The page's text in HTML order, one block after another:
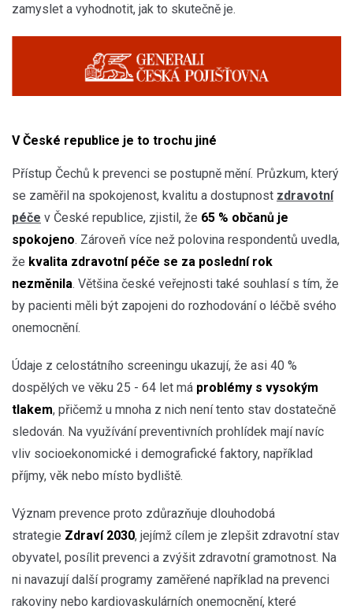
zamyslet a vyhodnotit, jak to skutečně je.
V České republice je to trochu jiné
Přístup Čechů k prevenci se postupně mění. Průzkum, který
se zaměřil na spokojenost, kvalitu a dostupnost zdravotní
péče v České republice, zjistil, že 65 % občanů je
spokojeno. Zároveň více než polovina respondentů uvedla,
že kvalita zdravotní péče se za poslední rok
nezměnila. Většina české veřejnosti také souhlasí s tím, že
by pacienti měli být zapojeni do rozhodování o léčbě svého
onemocnění.
Údaje z celostátního screeningu ukazují, že asi 40 %
dospělých ve věku 25 - 64 let má problémy s vysokým
tlakem, přičemž u mnoha z nich není tento stav dostatečně
sledován. Na využívání preventivních prohlídek mají navíc
vliv socioekonomické i demografické faktory, například
příjmy, věk nebo místo bydliště.
Význam prevence proto zdůrazňuje dlouhodobá
strategie Zdraví 2030, jejímž cílem je zlepšit zdravotní stav
obyvatel, posílit prevenci a zvýšit zdravotní gramotnost. Na
ni navazují další programy zaměřené například na prevenci
rakoviny nebo kardiovaskulárních onemocnění, které